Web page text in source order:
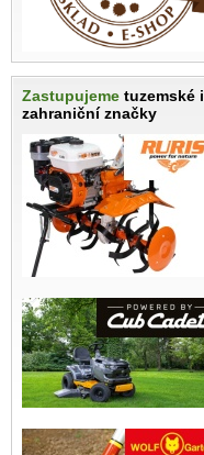
Zastupujeme tuzemské i
zahraniční značky